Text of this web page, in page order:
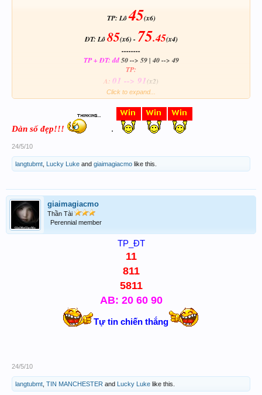
TP: Lô45(x6)
ĐT: Lô85(x6) - 75.45(x4)
--------
TP + ĐT: đđ50 --> 59 | 40 --> 49
TP:
A: 01 --> 91(x2)
61.71(x3) -91.98
03 --> 93(x2)
thêm 03.96(x3) -93.98.99(x2)
ĐT:
thêm49.59(x2)
B:08 --> 98(x2)
Click to expand...
Dàn số đẹp!!! .
24/5/10
langtubmt Lucky Luke and giaimagiacmo like this.
giaimagiacmo
Thần Tài
Perennial member
TP_ĐT
11
811
5811
AB: 20 60 90
Tự tin chiến thắng
24/5/10
langtubmt TIN MANCHESTER and Lucky Luke like this.